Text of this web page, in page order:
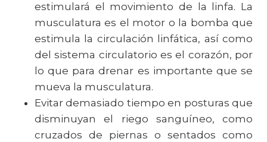
estimulará el movimiento de la linfa. La
musculatura es el motor o la bomba que
estimula la circulación linfática, así como
del sistema circulatorio es el corazón, por
lo que para drenar es importante que se
mueva la musculatura.
Evitar demasiado tiempo en posturas que
disminuyan el riego sanguíneo, como
cruzados de piernas o sentados como